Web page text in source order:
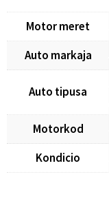
Motor meret
Auto markaja
Auto tipusa
Motorkod
Kondicio